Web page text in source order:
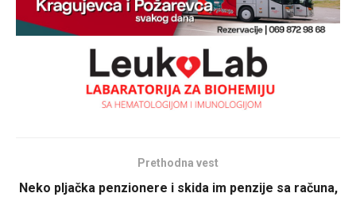
Prethodna vest
Neko pljačka penzionere i skida im penzije sa računa,